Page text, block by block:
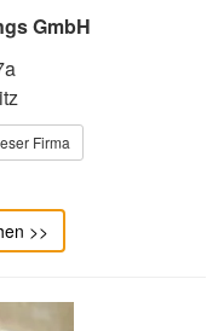
GmbH
Firma
>>